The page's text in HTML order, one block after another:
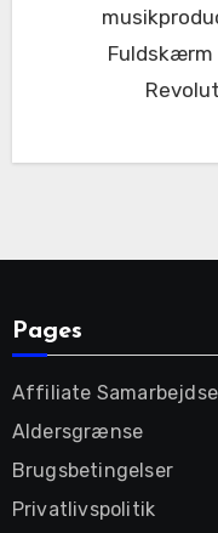
Fuldskærm
Pages
Affiliate
Aldersgrænse
Brugsbetingelser
Privatlivspolitik